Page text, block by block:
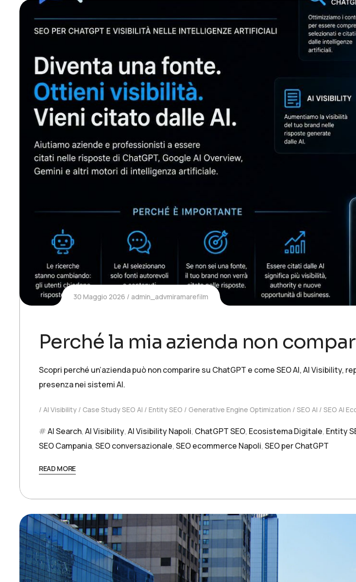
30 Maggio 2026 admin_advmiramarefilm
Perché la mia azienda non
Scopri perché un’azienda può non comparire su ChatGPT e come SEO AI, AI
presenza nei sistemi AI.
AI Visibility Case Study SEO AI Entity SEO Generative Engine Optimization SEO AI SEO AI
AI Search,AI Visibility,AI Visibility Napoli, ChatGPT SEO, Ecosistema Digitale, Entity
SEO Campania,SEO conversazionale,SEO ecommerce Napoli,SEO per ChatGPT
READ MORE